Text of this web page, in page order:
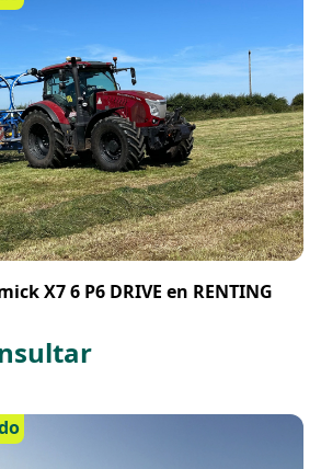
X7 6 P6 DRIVE en RENTING